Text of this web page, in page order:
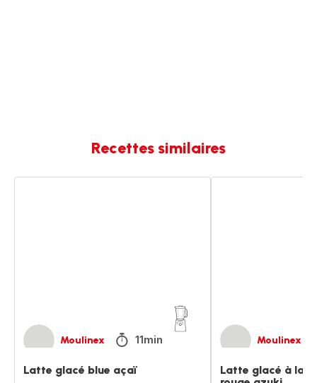
Recettes similaires
Moulinex 11min
Latte glacé blue açaï
Moulinex
Latte glacé à la